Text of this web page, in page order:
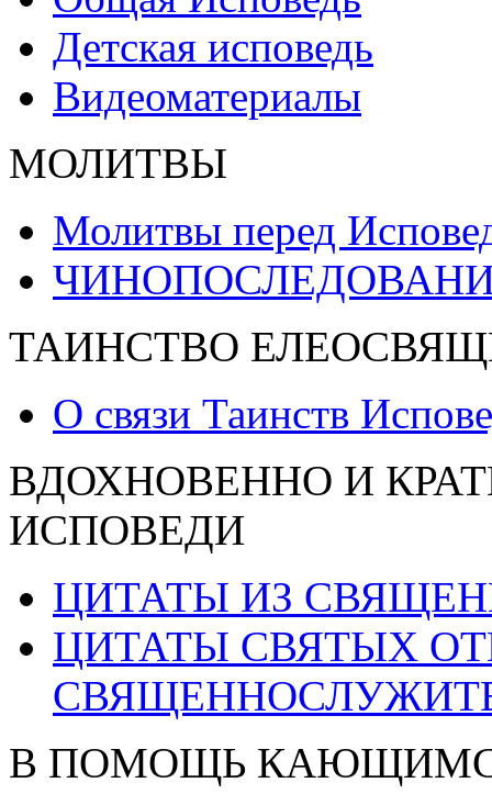
Детская исповедь
Видеоматериалы
МОЛИТВЫ
Молитвы перед
ТАИНСТВО
О связи Таинств
ВДОХНОВЕННО И
ИСПОВЕДИ
ЦИТАТЫ ИЗ
ЦИТАТЫ СВЯТЫХ
В ПОМОЩЬ